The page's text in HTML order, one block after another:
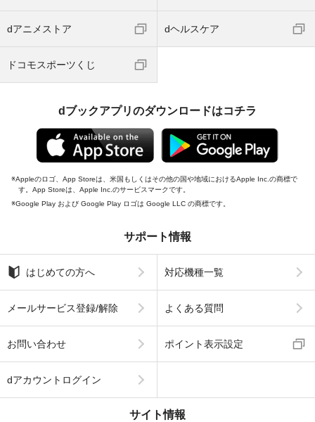
dアニメストア dヘルスケア
ドコモスポーツくじ
dブックアプリのダウンロードはコチラ
Appleのロゴ、App Storeは、米国もしくはその他の国や地域におけるApple Inc.の商標で
す。App Storeは、Apple Inc.のサービスマークです。
Google Play および Google Play ロゴは Google LLC の商標です。
サポート情報
はじめての方へ 対応機種一覧
メールサービス登録/解除 よくある質問
お問い合わせ ポイント表示設定
dアカウントログイン
サイト情報